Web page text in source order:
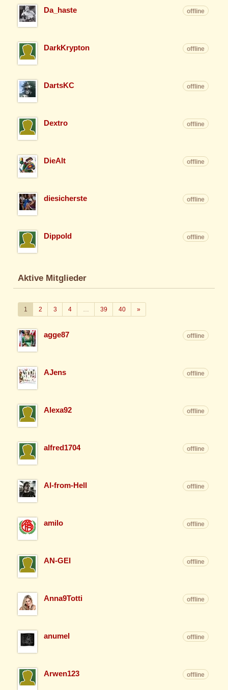
Da_haste offline
DarkKrypton offline
DartsKC offline
Dextro offline
DieAlt offline
diesicherste offline
Dippold offline
Aktive Mitglieder
1 2 3 4 … 39 40 »Weiter
agge87 offline
AJens offline
Alexa92 offline
alfred1704 offline
Al-from-Hell offline
amilo offline
AN-GEI offline
Anna9Totti offline
anumel offline
Arwen123 offline